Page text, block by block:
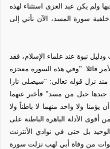
ولم يكن عبد العزى استثناء لهذه
سورة المسد، الآن نأتي إلى
نبوة عند علماء الإسلام، فقد
قائلا: "وفي هذه السورة معجزة
منذ نزل قوله تعالى: "سيصلى نارا
حبل من مسد" فأخبر عنهما
يؤمنا ولا واحد منهما لا باطناً ولا
أقوى الأدلة الباهرة الباطنة على
بل حتى في نوادي الأنترنت
10 سنوات من وفاة أبي لهب نزلت سورة